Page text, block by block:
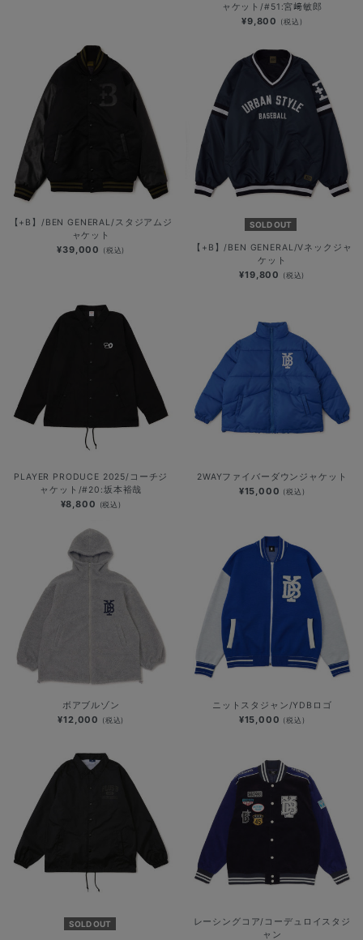
ャケット/#51:宮﨑敏郎
¥9,800 (税込)
【+B】/BEN GENERAL/スタジアムジ
ャケット
¥39,000 (税込)
SOLD OUT
【+B】/BEN GENERAL/Vネックジャ
ケット
¥19,800 (税込)
PLAYER PRODUCE 2025/コーチジ
ャケット/#20:坂本裕哉
¥8,800 (税込)
2WAYファイバーダウンジャケット
¥15,000 (税込)
ボアブルゾン
¥12,000 (税込)
ニットスタジャン/YDBロゴ
¥15,000 (税込)
SOLD OUT
レーシングコア/コーデュロイスタジ
ャン